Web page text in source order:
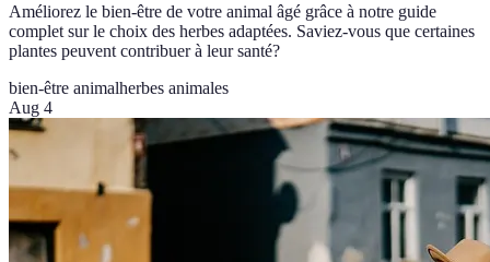
Améliorez le bien-être de votre animal âgé grâce à notre guide
complet sur le choix des herbes adaptées. Saviez-vous que certaines
plantes peuvent contribuer à leur santé?
bien-être animalherbes animales
Aug 4